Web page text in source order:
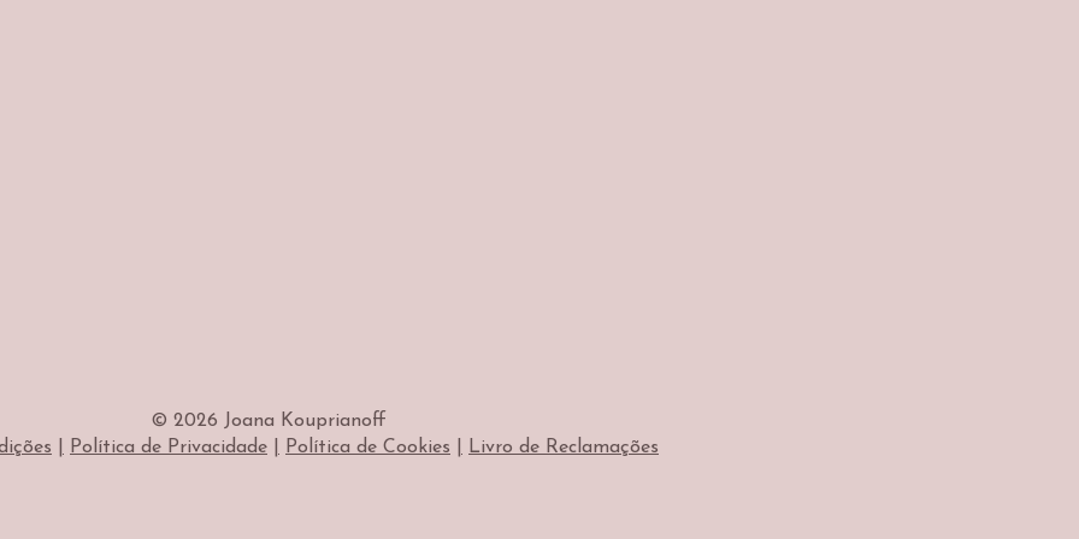
© 2026 Joana Kouprianoff
Política de Privacidade Política de Cookies Livro de Reclamações